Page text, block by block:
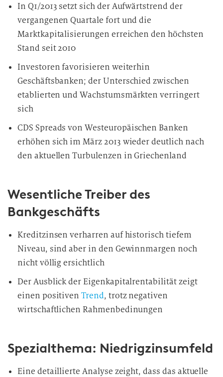
In Q1/2013 setzt sich der Aufwärtstrend der
vergangenen Quartale fort und die
Marktkapitalisierungen erreichen den höchsten
Stand seit 2010
Investoren favorisieren weiterhin
Geschäftsbanken; der Unterschied zwischen
etablierten und Wachstumsmärkten verringert
sich
CDS Spreads von Westeuropäischen Banken
erhöhen sich im März 2013 wieder deutlich nach
den aktuellen Turbulenzen in Griechenland
Wesentliche Treiber des
Bankgeschäfts
Kreditzinsen verharren auf historisch tiefem
Niveau, sind aber in den Gewinnmargen noch
nicht völlig ersichtlich
Der Ausblick der Eigenkapitalrentabilität zeigt
einen positivenTrend, trotz negativen
wirtschaftlichen Rahmenbedinungen
Spezialthema: Niedrigzinsumfeld
Eine detaillierte Analyse zeight, dass das aktuelle